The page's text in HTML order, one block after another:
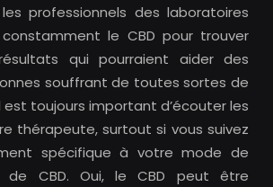
professionnels des laboratoires
le CBD pour trouver
qui pourraient aider des
souffrant de toutes sortes de
est toujours important d’écouter les
thérapeute, surtout si vous suivez
spécifique à votre mode de
de CBD. Oui, le CBD peut être